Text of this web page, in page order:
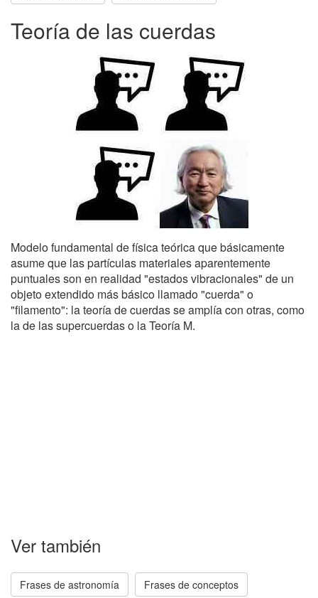
Teoría de las cuerdas
Modelo fundamental de física teórica que básicamente
asume que las partículas materiales aparentemente
puntuales son en realidad "estados vibracionales" de un
objeto extendido más básico llamado "cuerda" o
"filamento": la teoría de cuerdas se amplía con otras, como
la de las supercuerdas o la Teoría M.
Ver también
Frases de astronomía Frases de conceptos